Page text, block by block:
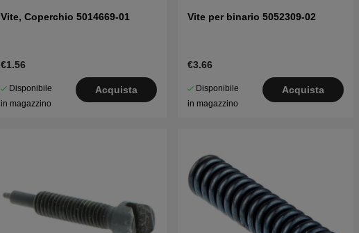
Vite, Coperchio 5014669-01
€1.56
Disponibile
in magazzino
Acquista
Vite per binario 5052309-02
€3.66
Disponibile
in magazzino
Acquista